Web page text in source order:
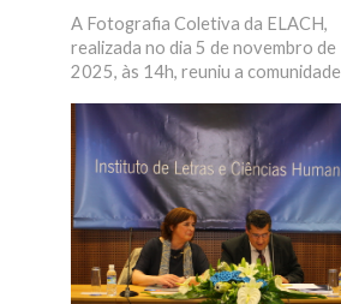
A Fotografia Coletiva da ELACH,
realizada no dia 5 de novembro de
2025, às 14h, reuniu a comunidade
história da Escola.